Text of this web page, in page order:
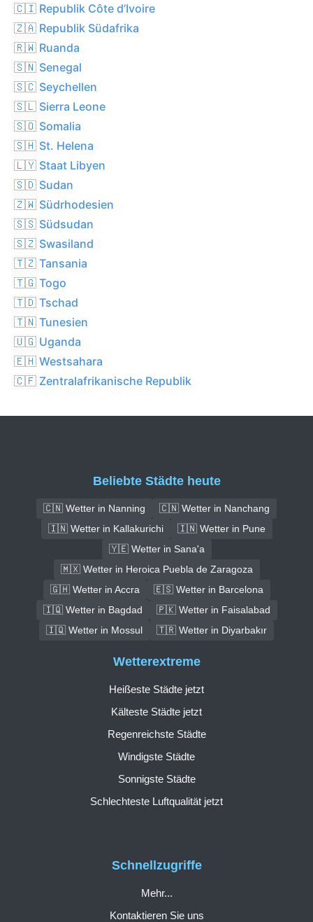
🇨🇮 Republik Côte d’Ivoire
🇿🇦 Republik Südafrika
🇷🇼 Ruanda
🇸🇳 Senegal
🇸🇨 Seychellen
🇸🇱 Sierra Leone
🇸🇴 Somalia
🇸🇭 St. Helena
🇱🇾 Staat Libyen
🇸🇩 Sudan
🇿🇼 Südrhodesien
🇸🇸 Südsudan
🇸🇿 Swasiland
🇹🇿 Tansania
🇹🇬 Togo
🇹🇩 Tschad
🇹🇳 Tunesien
🇺🇬 Uganda
🇪🇭 Westsahara
🇨🇫 Zentralafrikanische Republik
Beliebte Städte heute
🇨🇳 Wetter in Nanning
🇨🇳 Wetter in Nanchang
🇮🇳 Wetter in Kallakurichi
🇮🇳 Wetter in Pune
🇾🇪 Wetter in Sana'a
🇲🇽 Wetter in Heroica Puebla de Zaragoza
🇬🇭 Wetter in Accra
🇪🇸 Wetter in Barcelona
🇮🇶 Wetter in Bagdad
🇵🇰 Wetter in Faisalabad
🇮🇶 Wetter in Mossul
🇹🇷 Wetter in Diyarbakır
Schnellzugriffe
Mehr...
Kontaktieren Sie uns
Wetterextreme
Heißeste Städte jetzt
Kälteste Städte jetzt
Regenreichste Städte
Windigste Städte
Sonnigste Städte
Schlechteste Luftqualität jetzt